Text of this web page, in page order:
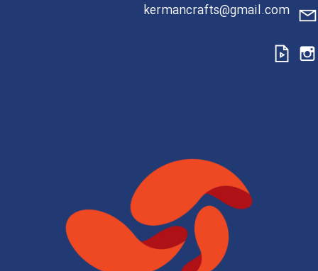
kermancrafts@gmail.com